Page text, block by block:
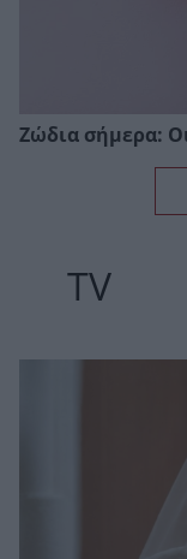
Ζώδια σήμερα:
TV